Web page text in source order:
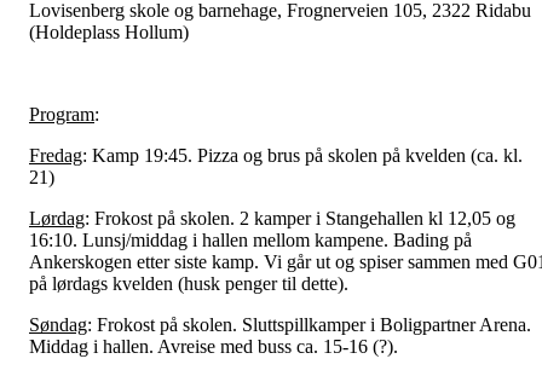
Lovisenberg skole og barnehage, Frognerveien 105, 2322 Ridabu
(Holdeplass Hollum)
Program:
Fredag: Kamp 19:45. Pizza og brus på skolen på kvelden (ca. kl.
21)
Lørdag: Frokost på skolen. 2 kamper i Stangehallen kl 12,05 og
16:10. Lunsj/middag i hallen mellom kampene. Bading på
Ankerskogen etter siste kamp. Vi går ut og spiser sammen med
på lørdags kvelden (husk penger til dette).
Søndag: Frokost på skolen. Sluttspillkamper i Boligpartner Arena.
Middag i hallen. Avreise med buss ca. 15-16 (?).